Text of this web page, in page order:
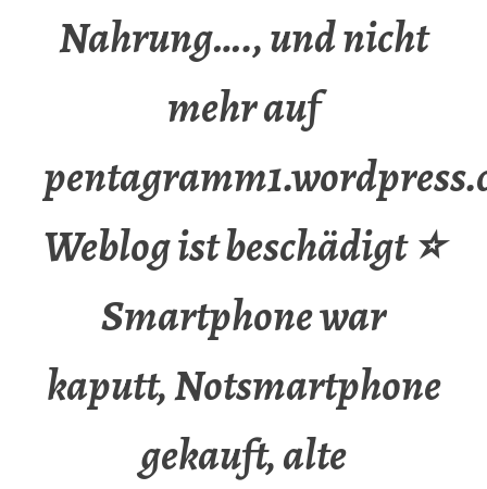
Nahrung…., und nicht
mehr auf
Weblog ist beschädigt ⭐
Smartphone war
kaputt, Notsmartphone
gekauft, alte